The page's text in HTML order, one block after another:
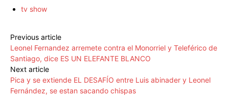
tv show
Previous article
Leonel Fernandez arremete contra el Monorriel y Teleférico de
Santiago, dice ES UN ELEFANTE BLANCO
Next article
Pica y se extiende EL DESAFÍO entre Luis abinader y Leonel
Fernández, se estan sacando chispas